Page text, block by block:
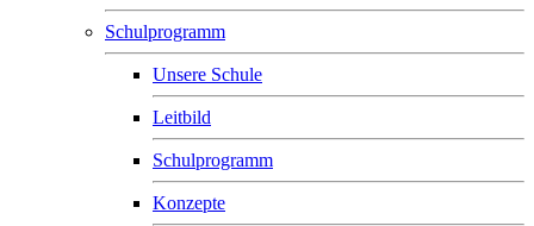
Schulprogramm
Unsere Schule
Leitbild
Schulprogramm
Konzepte